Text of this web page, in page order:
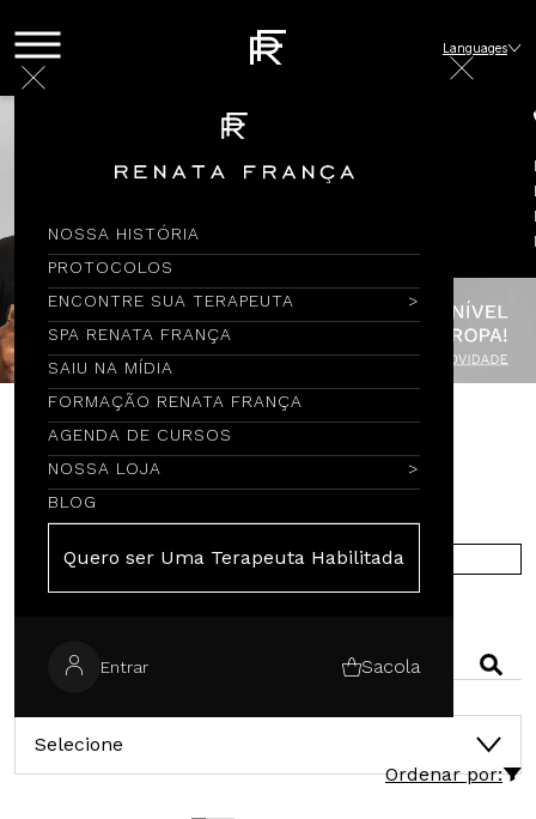
NOSSA HISTÓRIA
PROTOCOLOS
ENCONTRE SUA TERAPEUTA
SPA RENATA FRANÇA
SAIU NA MÍDIA
FORMAÇÃO RENATA FRANÇA
AGENDA DE CURSOS
NOSSA LOJA
BLOG
Quero ser Uma Terapeuta Habilitada
Entrar Sacola
Languages
Encontre por Nome
COMPRE NA EUROPA
Selecione
Ordenar por: